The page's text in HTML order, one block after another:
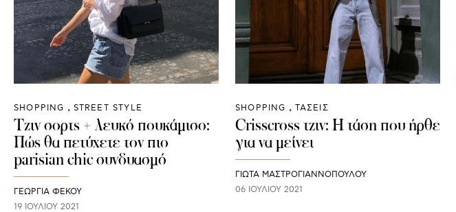
SHOPPING STREET STYLE
Τζιν σορτς + λευκό πουκάμισο:
Πώς θα πετύχετε τον πιο
parisian chic συνδυασμό
ΓΕΩΡΓΙΑ ΦΕΚΟΥ
19 ΙΟΥΛΊΟΥ 2021
SHOPPING ΤΑΣΕΙΣ
Crisscross τζιν: Η τάση που ήρθε
για να μείνει
ΓΙΩΤΑ ΜΑΣΤΡΟΓΙΑΝΝΟΠΟΥΛΟΥ
06 ΙΟΥΛΊΟΥ 2021